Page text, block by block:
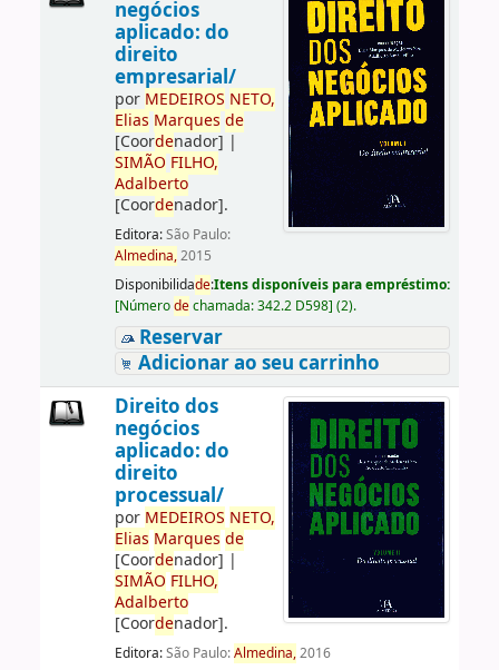
negócios
aplicado: do
direito
empresarial/
por MEDEIROS NETO,
Elias Marques de
[Coordenador] |
SIMÃO FILHO,
Adalberto
[Coordenador].
Editora:São Paulo:
Almedina,2015
Disponibilidade:Itens disponíveis para empréstimo:
[Númerodechamada:342.2 D598] (2).
Reservar
Adicionar ao seu carrinho
Direito dos
negócios
aplicado: do
direito
processual/
por MEDEIROS NETO,
Elias Marques de
[Coordenador] |
SIMÃO FILHO,
Adalberto
[Coordenador].
Editora:São Paulo:Almedina,2016